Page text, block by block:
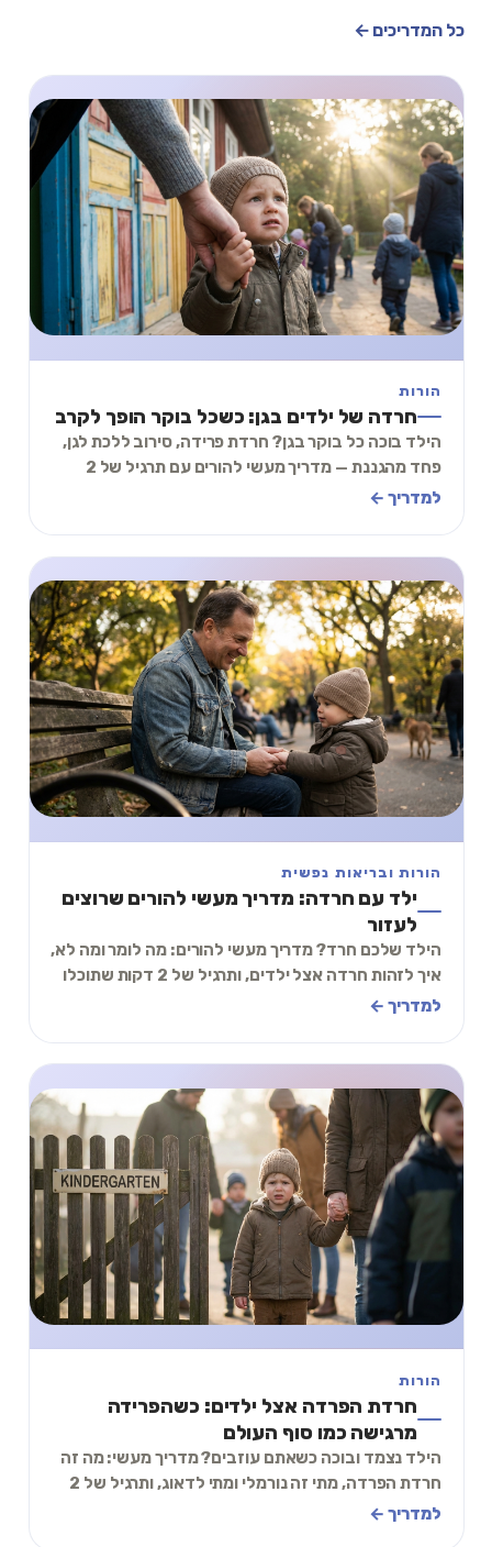
כל המדריכים ←
הורות
חרדה של ילדים בגן: כשכל בוקר הופך לקרב
הילד בוכה כל בוקר בגן? חרדת פרידה, סירוב ללכת לגן,
פחד מהגננת — מדריך מעשי להורים עם תרגיל של 2
דקות שעוזר.
למדריך ←
הורות ובריאות נפשית
ילד עם חרדה: מדריך מעשי להורים שרוצים
לעזור
הילד שלכם חרד? מדריך מעשי להורים: מה לומר ומה לא,
איך לזהות חרדה אצל ילדים, ותרגיל של 2 דקות שתוכלו
לעשות ביחד.
למדריך ←
הורות
חרדת הפרדה אצל ילדים: כשהפרידה
מרגישה כמו סוף העולם
הילד נצמד ובוכה כשאתם עוזבים? מדריך מעשי: מה זה
חרדת הפרדה, מתי זה נורמלי ומתי לדאוג, ותרגיל של 2
דקות שעוזר באמת.
למדריך ←